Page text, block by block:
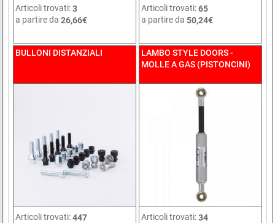
Articoli trovati:3
a partire da26,66€
Articoli trovati:65
a partire da50,24€
BULLONI DISTANZIALI
Articoli trovati:447
LAMBO STYLE DOORS -
MOLLE A GAS (PISTONCINI)
Articoli trovati:34